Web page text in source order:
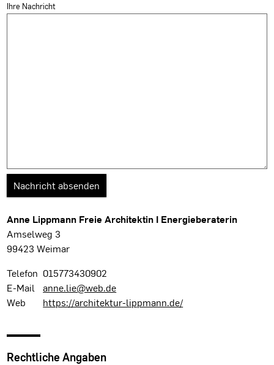
Ihre Nachricht
Anne Lippmann Freie Architektin I Energieberaterin
Amselweg 3
99423 Weimar
Telefon 015773430902
E-Mail anne.lie@web.de
Web
https://architektur-lippmann.de/
Rechtliche Angaben